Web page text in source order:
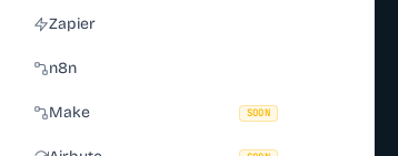
Zapier
n8n
Make SOON